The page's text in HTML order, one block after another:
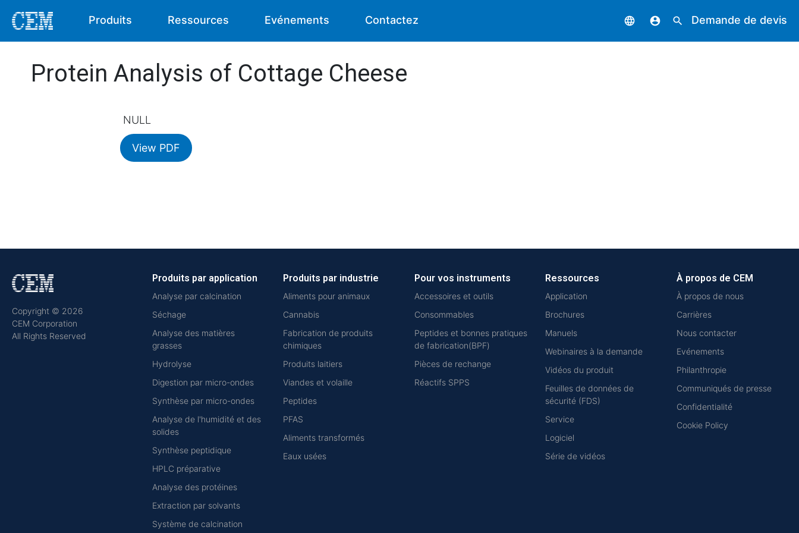
Produits Ressources Evénements Contactez language account_circle search Demande de devis
Protein Analysis of Cottage Cheese
NULL
View PDF
Copyright © 2026
CEM Corporation
All Rights Reserved
Produits par application
Analyse par calcination
Séchage
Analyse des matières
grasses
Hydrolyse
Digestion par micro-ondes
Synthèse par micro-ondes
Analyse de l'humidité et des
solides
Synthèse peptidique
HPLC préparative
Analyse des protéines
Extraction par solvants
Système de calcination
Produits par industrie
Aliments pour animaux
Cannabis
Fabrication de produits
chimiques
Produits laitiers
Viandes et volaille
Peptides
PFAS
Aliments transformés
Eaux usées
Pour vos instruments
Accessoires et outils
Consommables
Peptides et bonnes pratiques
de fabrication(BPF)
Pièces de rechange
Réactifs SPPS
Ressources
Application
Brochures
Manuels
Webinaires à la demande
Vidéos du produit
Feuilles de données de
sécurité (FDS)
Service
Logiciel
Série de vidéos
À propos de CEM
À propos de nous
Carrières
Nous contacter
Evénements
Philanthropie
Communiqués de presse
Confidentialité
Cookie Policy